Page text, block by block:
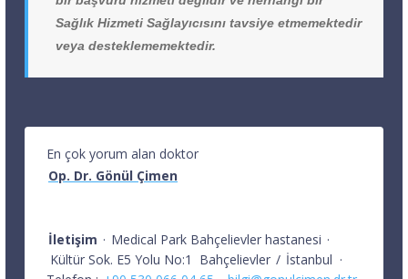
Sağlık Hizmeti Sağlayıcısını tavsiye etmemektedir
veya desteklememektedir.
En çok yorum alan doktor
Op. Dr. Gönül Çimen
İletişim · Medical Park Bahçelievler hastanesi ·
Kültür Sok. E5 Yolu No:1
Bahçelievler / İstanbul ·